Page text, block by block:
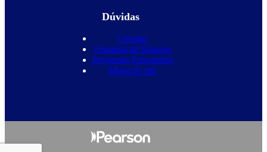
Dúvidas
Contato
Franquia de Idiomas
Perguntas Frequentes
Mapa do site